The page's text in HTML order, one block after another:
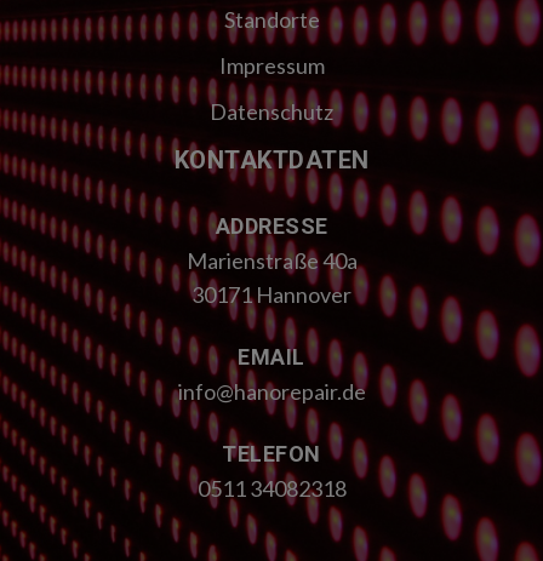
Standorte
Impressum
Datenschutz
KONTAKTDATEN
ADDRESSE
Marienstraße 40a
30171 Hannover
EMAIL
info@hanorepair.de
TELEFON
0511 34082318